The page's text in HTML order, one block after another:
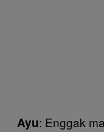
Ayu: Enggak